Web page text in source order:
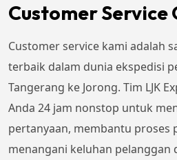
Customer Service
Customer service kami adalah
terbaik dalam dunia ekspedisi
Tangerang ke Jorong. Tim LJK
Anda 24 jam nonstop untuk
pertanyaan, membantu proses
menangani keluhan pelanggan